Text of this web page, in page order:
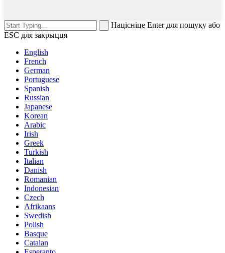
Націсніце Enter для пошуку або
ESC для закрыцця
English
French
German
Portuguese
Spanish
Russian
Japanese
Korean
Arabic
Irish
Greek
Turkish
Italian
Danish
Romanian
Indonesian
Czech
Afrikaans
Swedish
Polish
Basque
Catalan